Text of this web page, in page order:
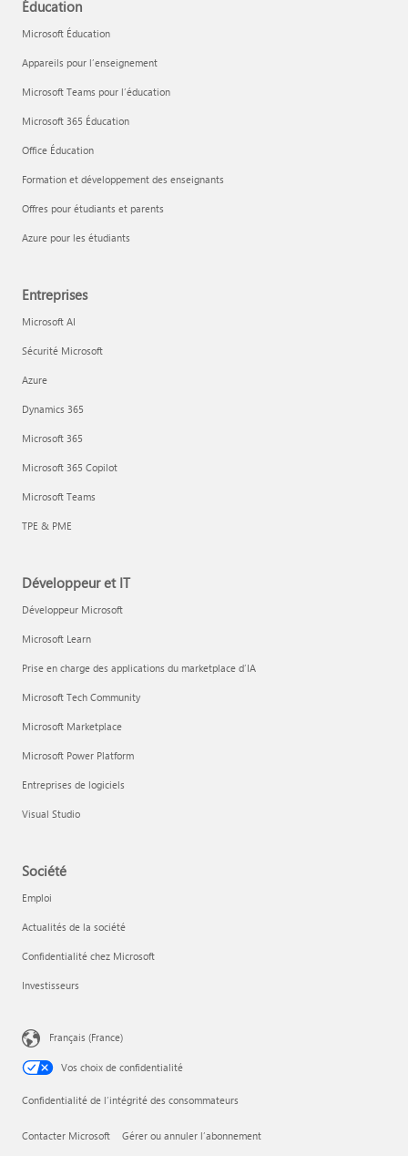
Éducation
Microsoft Éducation
Appareils pour l’enseignement
Microsoft Teams pour l’éducation
Microsoft 365 Éducation
Office Éducation
Formation et développement des enseignants
Offres pour étudiants et parents
Azure pour les étudiants
Entreprises
Microsoft AI
Sécurité Microsoft
Azure
Dynamics 365
Microsoft 365
Microsoft 365 Copilot
Microsoft Teams
TPE & PME
Développeur et IT
Développeur Microsoft
Microsoft Learn
Prise en charge des applications du marketplace d’IA
Microsoft Tech Community
Microsoft Marketplace
Microsoft Power Platform
Entreprises de logiciels
Visual Studio
Société
Emploi
Actualités de la société
Confidentialité chez Microsoft
Investisseurs
Français (France)
Vos choix de confidentialité
Confidentialité de l’intégrité des consommateurs
Contacter Microsoft Gérer ou annuler l’abonnement